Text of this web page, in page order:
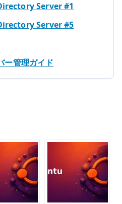
Server #1
Server #5
管理ガイド